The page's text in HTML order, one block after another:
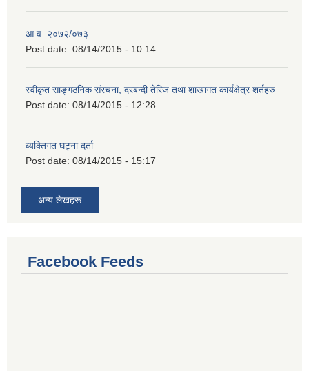
आ.व. २०७२/०७३
Post date: 08/14/2015 - 10:14
स्वीकृत साङ्गठनिक संरचना, दरबन्दी तेरिज तथा शाखागत कार्यक्षेत्र शर्तहरु
Post date: 08/14/2015 - 12:28
ब्यक्तिगत घट्ना दर्ता
Post date: 08/14/2015 - 15:17
अन्य लेखहरू
Facebook Feeds